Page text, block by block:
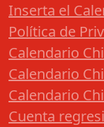
Inserta el
Política de
Calendario
Calendario
Calendario
Cuenta